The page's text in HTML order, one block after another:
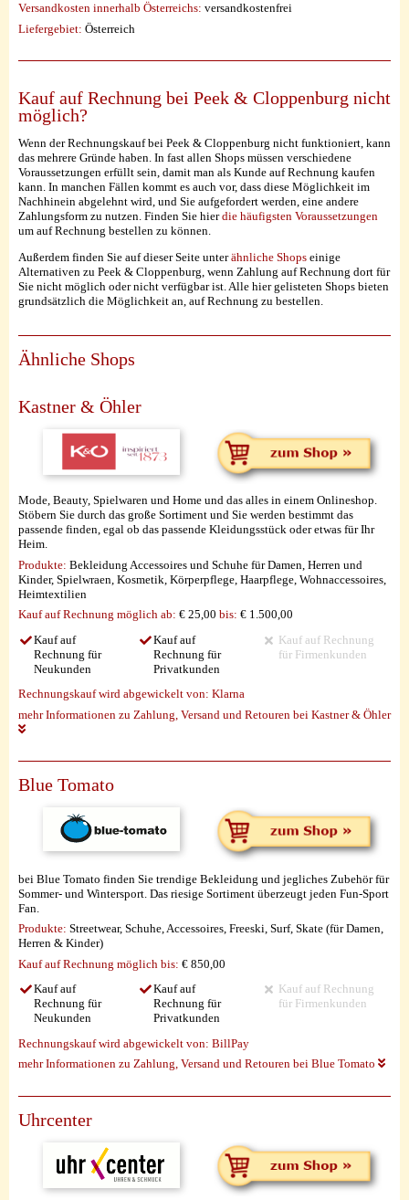
Versandkosten innerhalb Österreichs: versandkostenfrei
Liefergebiet: Österreich
Kauf auf Rechnung bei Peek & Cloppenburg nicht
möglich?
Wenn der Rechnungskauf bei Peek & Cloppenburg nicht funktioniert, kann
das mehrere Gründe haben. In fast allen Shops müssen verschiedene
Voraussetzungen erfüllt sein, damit man als Kunde auf Rechnung kaufen
kann. In manchen Fällen kommt es auch vor, dass diese Möglichkeit im
Nachhinein abgelehnt wird, und Sie aufgefordert werden, eine andere
Zahlungsform zu nutzen. Finden Sie hierdie häufigsten Voraussetzungen
um auf Rechnung bestellen zu können.
Außerdem finden Sie auf dieser Seite unterähnliche Shops einige
Alternativen zu Peek & Cloppenburg, wenn Zahlung auf Rechnung dort für
Sie nicht möglich oder nicht verfügbar ist. Alle hier gelisteten Shops bieten
grundsätzlich die Möglichkeit an, auf Rechnung zu bestellen.
Ähnliche Shops
Kastner & Öhler
Mode, Beauty, Spielwaren und Home und das alles in einem Onlineshop.
Stöbern Sie durch das große Sortiment und Sie werden bestimmt das
passende finden, egal ob das passende Kleidungsstück oder etwas für Ihr
Heim.
Produkte: Bekleidung Accessoires und Schuhe für Damen, Herren und
Kinder, Spielwraen, Kosmetik, Körperpflege, Haarpflege, Wohnaccessoires,
Heimtextilien
Kauf auf Rechnung möglich ab: € 25,00 bis: € 1.500,00
Kauf auf
Rechnung für
Neukunden
Kauf auf
Rechnung für
Privatkunden
Kauf auf Rechnung
für Firmenkunden
Rechnungskauf wird abgewickelt von: Klarna
mehr Informationen zu Zahlung, Versand und Retouren bei Kastner & Öhler
Blue Tomato
bei Blue Tomato finden Sie trendige Bekleidung und jegliches Zubehör für
Sommer- und Wintersport. Das riesige Sortiment überzeugt jeden Fun-Sport
Fan.
Produkte: Streetwear, Schuhe, Accessoires, Freeski, Surf, Skate (für Damen,
Herren & Kinder)
Kauf auf Rechnung möglich bis: € 850,00
Kauf auf
Rechnung für
Neukunden
Kauf auf
Rechnung für
Privatkunden
Kauf auf Rechnung
für Firmenkunden
Rechnungskauf wird abgewickelt von: BillPay
mehr Informationen zu Zahlung, Versand und Retouren bei Blue Tomato
Uhrcenter